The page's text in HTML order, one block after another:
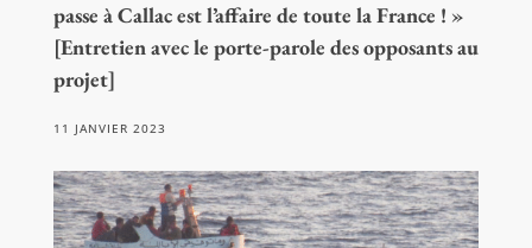
passe à Callac est l’affaire de toute la France ! »
[Entretien avec le porte-parole des opposants au
projet]
11 JANVIER 2023